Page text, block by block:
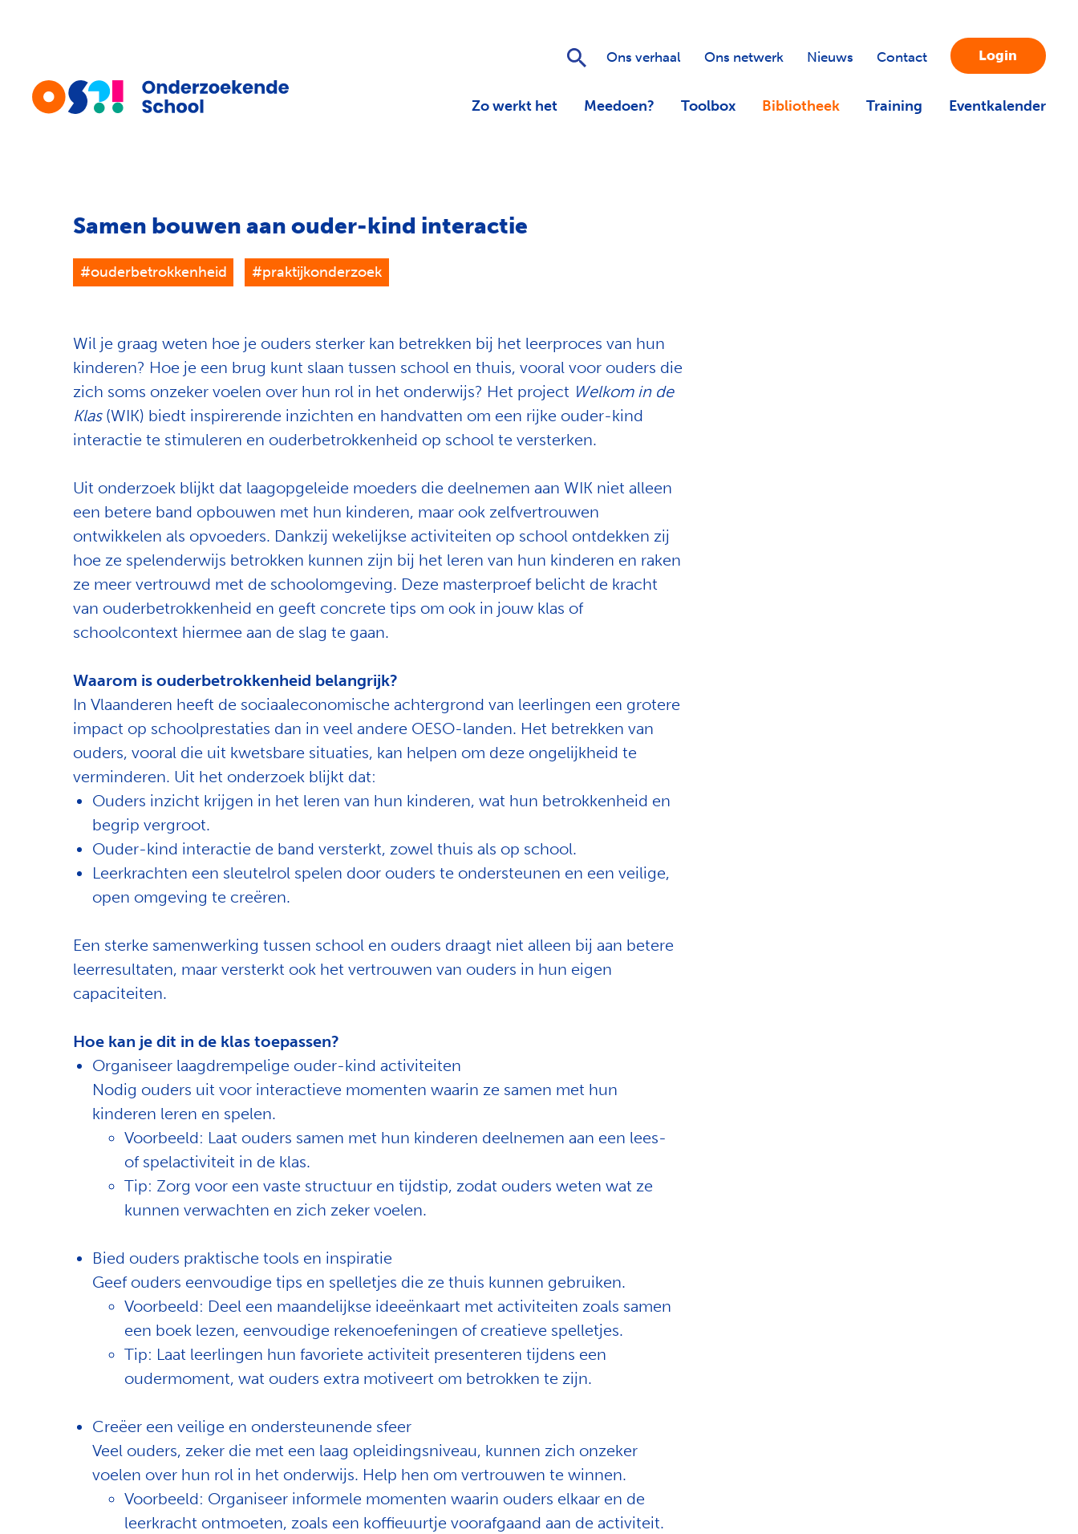
Zo werkt het Meedoen? Toolbox Bibliotheek Training Eventkalender
Zoeken
Ons verhaal Ons netwerk Nieuws Contact Login
Samen bouwen aan ouder-kind interactie
#ouderbetrokkenheid #praktijkonderzoek
Wil je graag weten hoe je ouders sterker kan betrekken bij het leerproces van hun
kinderen? Hoe je een brug kunt slaan tussen school en thuis, vooral voor ouders die
zich soms onzeker voelen over hun rol in het onderwijs? Het project Welkom in de
Klas(WIK) biedt inspirerende inzichten en handvatten om een rijke ouder-kind
interactie te stimuleren en ouderbetrokkenheid op school te versterken.
Uit onderzoek blijkt dat laagopgeleide moeders die deelnemen aan WIK niet alleen
een betere band opbouwen met hun kinderen, maar ook zelfvertrouwen
ontwikkelen als opvoeders. Dankzij wekelijkse activiteiten op school ontdekken zij
hoe ze spelenderwijs betrokken kunnen zijn bij het leren van hun kinderen en raken
ze meer vertrouwd met de schoolomgeving. Deze masterproef belicht de kracht
van ouderbetrokkenheid en geeft concrete tips om ook in jouw klas of
schoolcontext hiermee aan de slag te gaan.
Waarom is ouderbetrokkenheid belangrijk?
In Vlaanderen heeft de sociaaleconomische achtergrond van leerlingen een grotere
impact op schoolprestaties dan in veel andere OESO-landen. Het betrekken van
ouders, vooral die uit kwetsbare situaties, kan helpen om deze ongelijkheid te
verminderen. Uit het onderzoek blijkt dat:
Ouders inzicht krijgen in het leren van hun kinderen, wat hun betrokkenheid en
begrip vergroot.
Ouder-kind interactie de band versterkt, zowel thuis als op school.
Leerkrachten een sleutelrol spelen door ouders te ondersteunen en een veilige,
open omgeving te creëren.
Een sterke samenwerking tussen school en ouders draagt niet alleen bij aan betere
leerresultaten, maar versterkt ook het vertrouwen van ouders in hun eigen
capaciteiten.
Hoe kan je dit in de klas toepassen?
Organiseer laagdrempelige ouder-kind activiteiten
Nodig ouders uit voor interactieve momenten waarin ze samen met hun
kinderen leren en spelen.
Voorbeeld: Laat ouders samen met hun kinderen deelnemen aan een lees-
of spelactiviteit in de klas.
Tip: Zorg voor een vaste structuur en tijdstip, zodat ouders weten wat ze
kunnen verwachten en zich zeker voelen.
Bied ouders praktische tools en inspiratie
Geef ouders eenvoudige tips en spelletjes die ze thuis kunnen gebruiken.
Voorbeeld: Deel een maandelijkse ideeënkaart met activiteiten zoals samen
een boek lezen, eenvoudige rekenoefeningen of creatieve spelletjes.
Tip: Laat leerlingen hun favoriete activiteit presenteren tijdens een
oudermoment, wat ouders extra motiveert om betrokken te zijn.
Creëer een veilige en ondersteunende sfeer
Veel ouders, zeker die met een laag opleidingsniveau, kunnen zich onzeker
voelen over hun rol in het onderwijs. Help hen om vertrouwen te winnen.
Voorbeeld: Organiseer informele momenten waarin ouders elkaar en de
leerkracht ontmoeten, zoals een koffieuurtje voorafgaand aan de activiteit.